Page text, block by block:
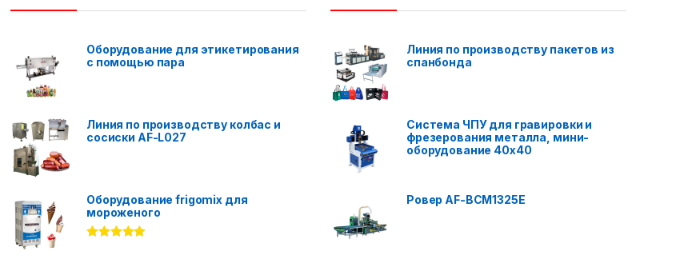
Оборудование для этикетирования
с помощью пара
Линия по производству колбас и
сосиски AF-L027
Оборудование frigomix для
мороженого
Линия по производству пакетов из
спанбонда
Система ЧПУ для гравировки и
фрезерования металла, мини-
оборудование 40x40
Ровер AF-BCM1325E